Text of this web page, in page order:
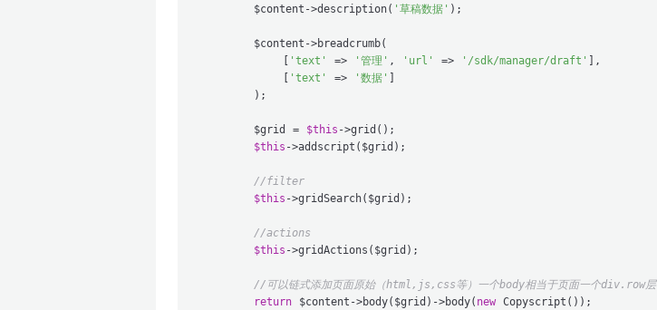
        $content->description(
'草稿数据' );
        $content->breadcrumb(
'text' => '管理' , 'url' => '/sdk/manager/draft'
],
'text' => '数据'
        );
        $grid =
$this ->grid();
$this ->addscript($grid);
//filter
$this ->gridSearch($grid);
//actions
$this ->gridActions($grid);
//可以链式添加页面原始（html,js,css等）一个body相当于页面一个div.row层
return $content->body($grid)->body( new Copyscript());